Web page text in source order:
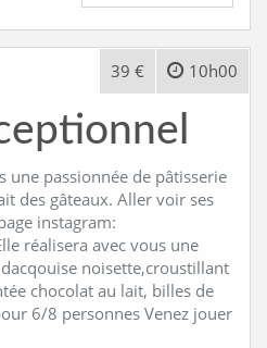
10h00
39 €
une passionnée de pâtisserie
des gâteaux. Aller voir ses
instagram:
réalisera avec vous une
noisette,croustillant
chocolat au lait, billes de
6/8 personnes Venez jouer